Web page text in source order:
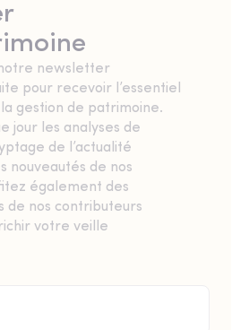
newsletter
pour recevoir l’essentiel
gestion de patrimoine.
jour les analyses de
de l’actualité
nouveautés de nos
également des
de nos contributeurs
votre veille